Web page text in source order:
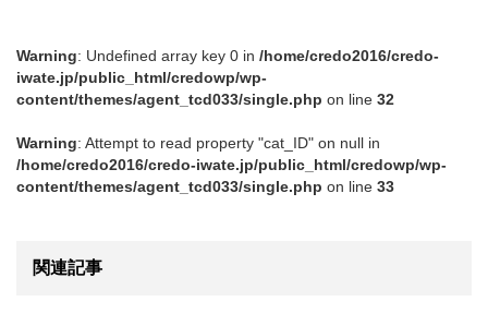
Warning: Undefined array key 0 in /home/credo2016/credo-
iwate.jp/public_html/credowp/wp-
content/themes/agent_tcd033/single.php on line 32
Warning: Attempt to read property "cat_ID" on null in
/home/credo2016/credo-iwate.jp/public_html/credowp/wp-
content/themes/agent_tcd033/single.php on line 33
関連記事